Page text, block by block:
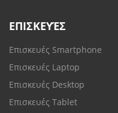
ΕΠΙΣΚΕΥΈΣ
Επισκευές Smartphone
Επισκευές Laptop
Επισκευές Desktop
Επισκευές Tablet